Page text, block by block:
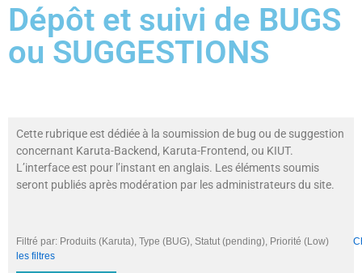
Dépôt et suivi de BUGS
ou SUGGESTIONS
Cette rubrique est dédiée à la soumission de bug ou de suggestion
concernant Karuta-Backend, Karuta-Frontend, ou KIUT.
L’interface est pour l’instant en anglais. Les éléments soumis
seront publiés après modération par les administrateurs du site.
Filtré par: Produits (Karuta), Type (BUG), Statut (pending), Priorité (Low)
les filtres